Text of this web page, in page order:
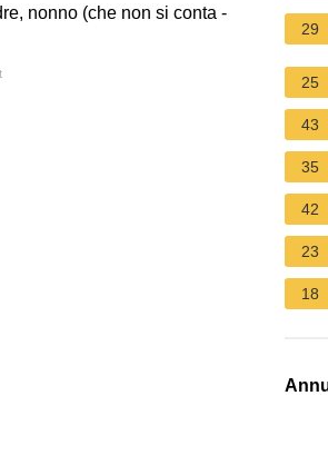
nonno (che non si conta -
29
25
43
35
42
23
18